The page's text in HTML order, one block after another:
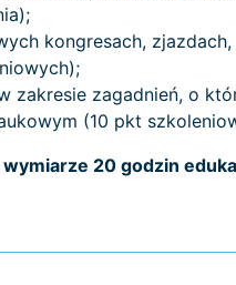
kongresach,
zakresie zagadnień, o
(10 pkt
20 godzin